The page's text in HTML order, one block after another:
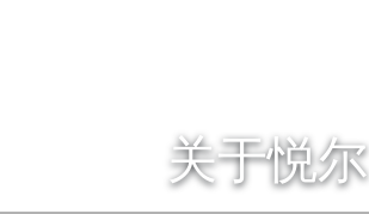
关于悦尔